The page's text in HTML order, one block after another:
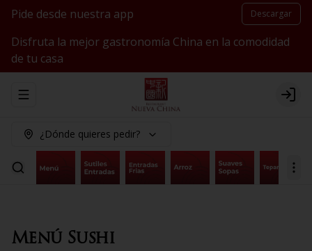
Pide desde nuestra app Descargar
Disfruta la mejor gastronomía China en la comodidad
de tu casa
Abrir menu de navegación Login
¿Dónde quieres pedir?
Menú Sushi